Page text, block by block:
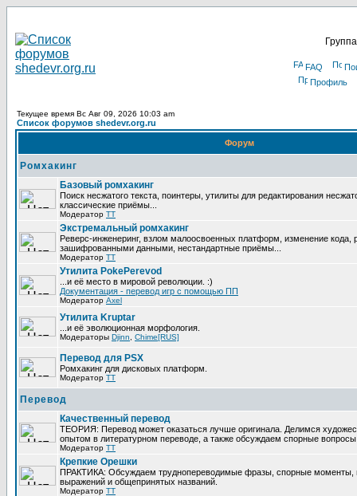
FAQ
Профиль
Текущее время Вс Авг 09, 2026 10:03 am
Список форумов shedevr.org.ru
Форум
Ромхакинг
Базовый ромхакинг
Поиск несжатого текста, поинтеры, утилиты для редактирования
классические приёмы...
Модератор TT
Экстремальный ромхакинг
Реверс-инженеринг, взлом малоосвоенных платформ, изменение кода,
зашифрованными данными, нестандартные приёмы...
Модератор TT
Утилита PokePerevod
...и её место в мировой революции. :)
Документация - перевод игр с помощью ПП
Модератор Axel
Утилита Kruptar
...и её эволюционная морфология.
Модераторы Djinn Chime[RUS]
Перевод для PSX
Ромхакинг для дисковых платформ.
Модератор TT
Перевод
Качественный перевод
ТЕОРИЯ: Перевод может оказаться лучше оригинала. Делимся
опытом в литературном переводе, а также обсуждаем спорные вопросы
Модератор TT
Крепкие Орешки
ПРАКТИКА: Обсуждаем труднопереводимые фразы, спорные моменты,
выражений и общепринятых названий.
Модератор TT